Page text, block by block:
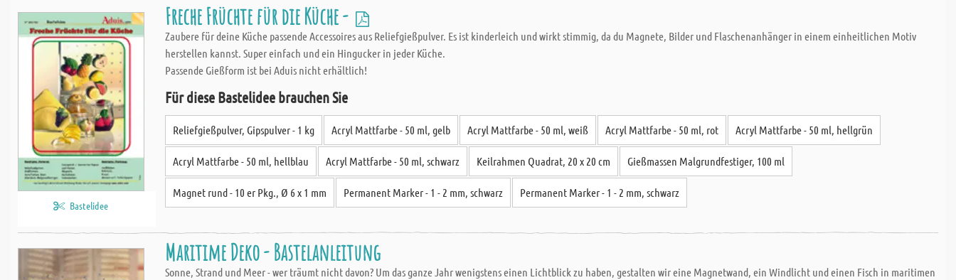
Bastelidee
Freche Früchte für die Küche -
Zaubere für deine Küche passende Accessoires aus Reliefgießpulver. Es ist kinderleich und wirkt stimmig, da du Magnete, Bilder und Flaschenanhänger in einem einheitlichen Motiv
herstellen kannst. Super einfach und ein Hingucker in jeder Küche.
Passende Gießform ist bei Aduis nicht erhältlich!
Für diese Bastelidee brauchen Sie
Reliefgießpulver, Gipspulver - 1 kg Acryl Mattfarbe - 50 ml, gelb Acryl Mattfarbe - 50 ml, weiß Acryl Mattfarbe - 50 ml, rot Acryl Mattfarbe - 50 ml, hellgrün
Acryl Mattfarbe - 50 ml, hellblau Acryl Mattfarbe - 50 ml, schwarz Keilrahmen Quadrat, 20 x 20 cm Gießmassen Malgrundfestiger, 100 ml
Magnet rund - 10 er Pkg., Ø 6 x 1 mm Permanent Marker - 1 - 2 mm, schwarz Permanent Marker - 1 - 2 mm, schwarz
Maritime Deko - Bastelanleitung
Sonne, Strand und Meer - wer träumt nicht davon? Um das ganze Jahr wenigstens einen Lichtblick zu haben, gestalten wir eine Magnetwand, ein Windlicht und einen Fisch in maritimen